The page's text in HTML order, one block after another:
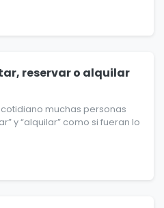
reservar o alquilar
muchas personas
y “alquilar” como si fueran lo